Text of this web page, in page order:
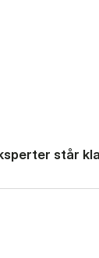
står